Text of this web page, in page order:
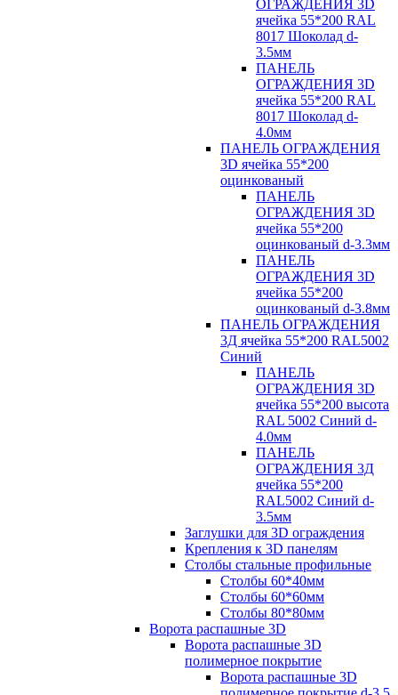
ОГРАЖДЕНИЯ 3D
ячейка 55*200 RAL
8017 Шоколад d-
3.5мм
ПАНЕЛЬ
ОГРАЖДЕНИЯ 3D
ячейка 55*200 RAL
8017 Шоколад d-
4.0мм
ПАНЕЛЬ ОГРАЖДЕНИЯ
3D ячейка 55*200
оцинкованый
ПАНЕЛЬ
ОГРАЖДЕНИЯ 3D
ячейка 55*200
оцинкованый d-3.3мм
ПАНЕЛЬ
ОГРАЖДЕНИЯ 3D
ячейка 55*200
оцинкованый d-3.8мм
ПАНЕЛЬ ОГРАЖДЕНИЯ
3Д ячейка 55*200 RAL5002
Синий
ПАНЕЛЬ
ОГРАЖДЕНИЯ 3D
ячейка 55*200 высота
RAL 5002 Синий d-
4.0мм
ПАНЕЛЬ
ОГРАЖДЕНИЯ 3Д
ячейка 55*200
RAL5002 Синий d-
3.5мм
Заглушки для 3D ограждения
Крепления к 3D панелям
Столбы стальные профильные
Столбы 60*40мм
Столбы 60*60мм
Столбы 80*80мм
Ворота распашные 3D
Ворота распашные 3D
полимерное покрытие
Ворота распашные 3D